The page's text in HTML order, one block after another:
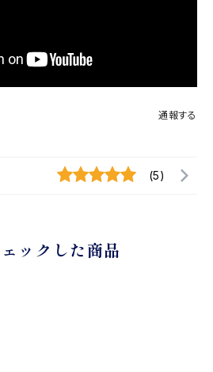
通報する
(5)
ックした商品